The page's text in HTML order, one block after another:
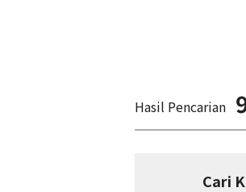
Hasil Pencarian
Cari